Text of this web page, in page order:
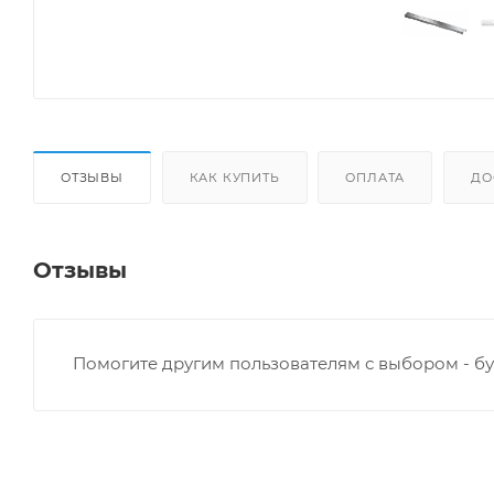
ОТЗЫВЫ КАК КУПИТЬ ОПЛАТА
Отзывы
Помогите другим пользователям с выбором -